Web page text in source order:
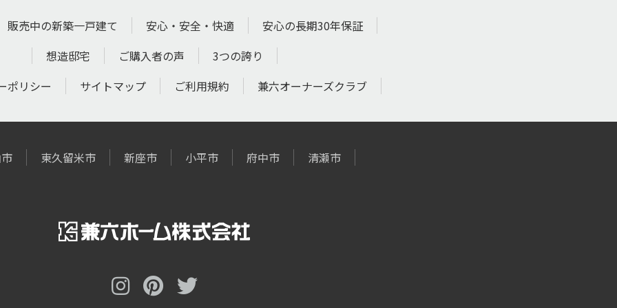
販売中の新築一戸建て 安心・安全・快適
安心の長期30年保証
想造邸宅
ご購入者の声
3つの誇り
ポリシー
サイトマップ ご利用規約 兼六オーナーズクラブ
東久留米市 新座市 小平市 府中市 清瀬市